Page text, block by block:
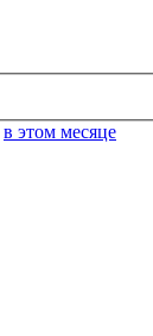
в этом месяце